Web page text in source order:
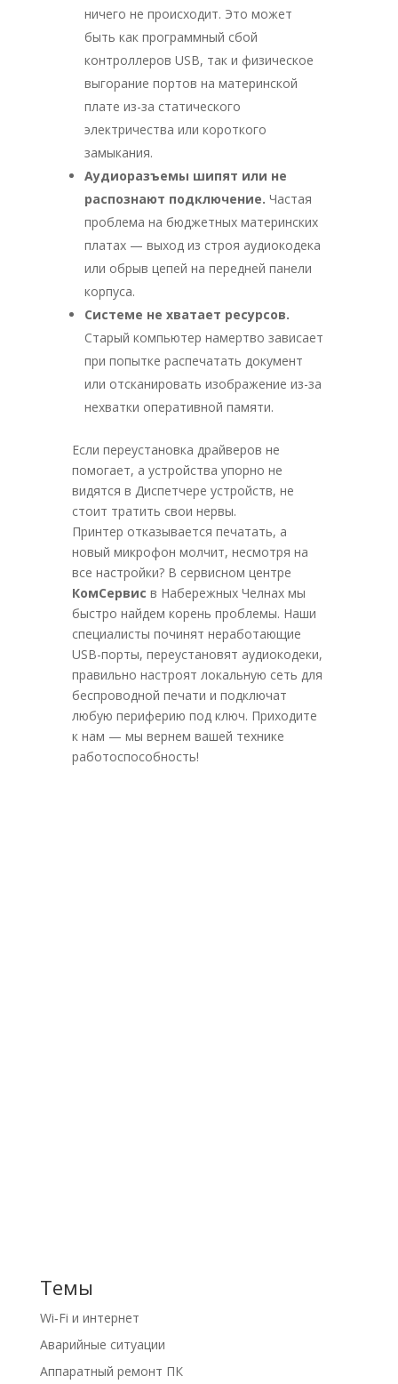
ничего не происходит. Это может
быть как программный сбой
контроллеров USB, так и физическое
выгорание портов на материнской
плате из-за статического
электричества или короткого
замыкания.
Аудиоразъемы шипят или не
распознают подключение. Частая
проблема на бюджетных материнских
платах — выход из строя аудиокодека
или обрыв цепей на передней панели
корпуса.
Системе не хватает ресурсов.
Старый компьютер намертво зависает
при попытке распечатать документ
или отсканировать изображение из-за
нехватки оперативной памяти.
Если переустановка драйверов не
помогает, а устройства упорно не
видятся в Диспетчере устройств, не
стоит тратить свои нервы.
Принтер отказывается печатать, а
новый микрофон молчит, несмотря на
все настройки? В сервисном центре
КомСервис в Набережных Челнах мы
быстро найдем корень проблемы. Наши
специалисты починят неработающие
USB-порты, переустановят аудиокодеки,
правильно настроят локальную сеть для
беспроводной печати и подключат
любую периферию под ключ. Приходите
к нам — мы вернем вашей технике
работоспособность!
Темы
Wi‑Fi и интернет
Аварийные ситуации
Аппаратный ремонт ПК